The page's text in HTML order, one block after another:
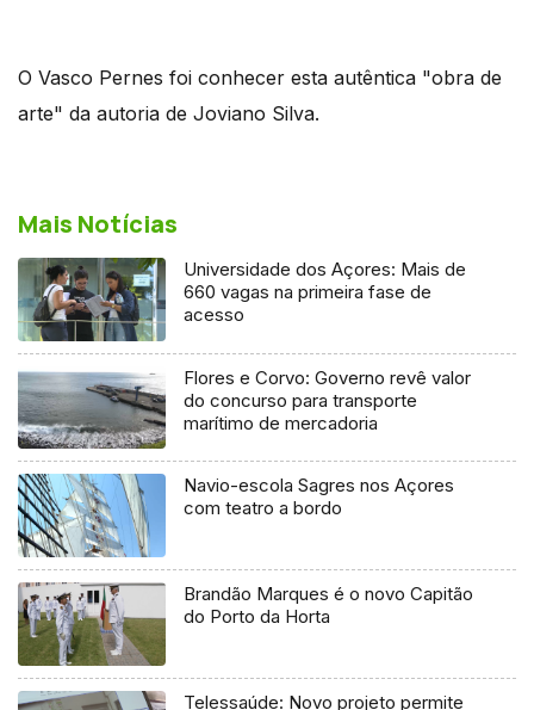
O Vasco Pernes foi conhecer esta autêntica "obra de
arte" da autoria de Joviano Silva.
Mais Notícias
Universidade dos Açores: Mais de
660 vagas na primeira fase de
acesso
Flores e Corvo: Governo revê valor
do concurso para transporte
marítimo de mercadoria
Navio-escola Sagres nos Açores
com teatro a bordo
Brandão Marques é o novo Capitão
do Porto da Horta
Telessaúde: Novo projeto permite